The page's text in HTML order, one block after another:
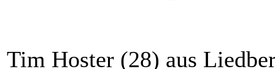
Tim Hoster (28) aus